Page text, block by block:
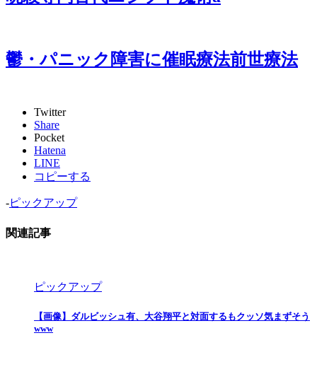
鬱・パニック障害に催眠療法前世療法
Twitter
Share
Pocket
Hatena
LINE
コピーする
-ピックアップ
関連記事
ピックアップ
【画像】ダルビッシュ有、大谷翔平と対面するもクッソ気まずそう
www